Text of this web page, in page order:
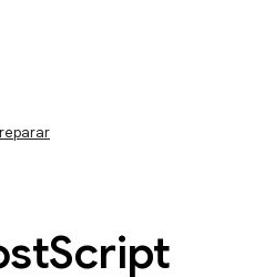
Script